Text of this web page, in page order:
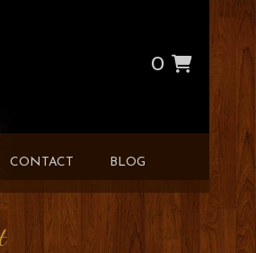
0
CONTACT BLOG